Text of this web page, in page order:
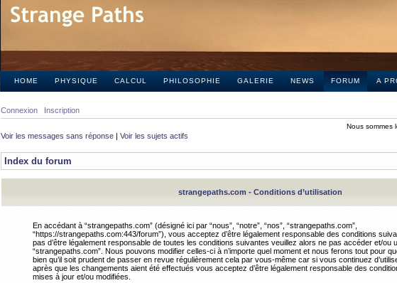
HOME PHYSIQUE CALCUL PHILOSOPHIE GALERIE NEWS FORUM A
Connexion Inscription
Nous sommes
Voir les messages sans réponse | Voir les sujets actifs
Index du forum
strangepaths.com - Conditions d’utilisation
En accédant à “strangepaths.com” (désigné ici par “nous”, “notre”, “nos”, “strangepaths.com”,
“https://strangepaths.com:443/forum”), vous acceptez d’être légalement responsable des conditions
pas d’être légalement responsable de toutes les conditions suivantes veuillez alors ne pas accéder et/ou
“strangepaths.com”. Nous pouvons modifier celles-ci à n’importe quel moment et nous ferons tout pour
bien qu’il soit prudent de passer en revue régulièrement cela par vous-même car si vous continuez
après que les changements aient été effectués vous acceptez d’être légalement responsable des
mises à jour et/ou modifiées.